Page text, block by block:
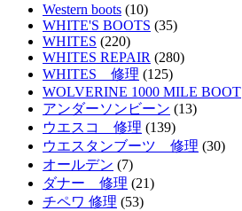
Western boots (10)
WHITE'S BOOTS (35)
WHITES (220)
WHITES REPAIR (280)
WHITES 修理 (125)
WOLVERINE 1000 MILE BOOT
アンダーソンビーン (13)
ウエスコ 修理 (139)
ウエスタンブーツ 修理 (30)
オールデン (7)
ダナー 修理 (21)
チペワ 修理 (53)